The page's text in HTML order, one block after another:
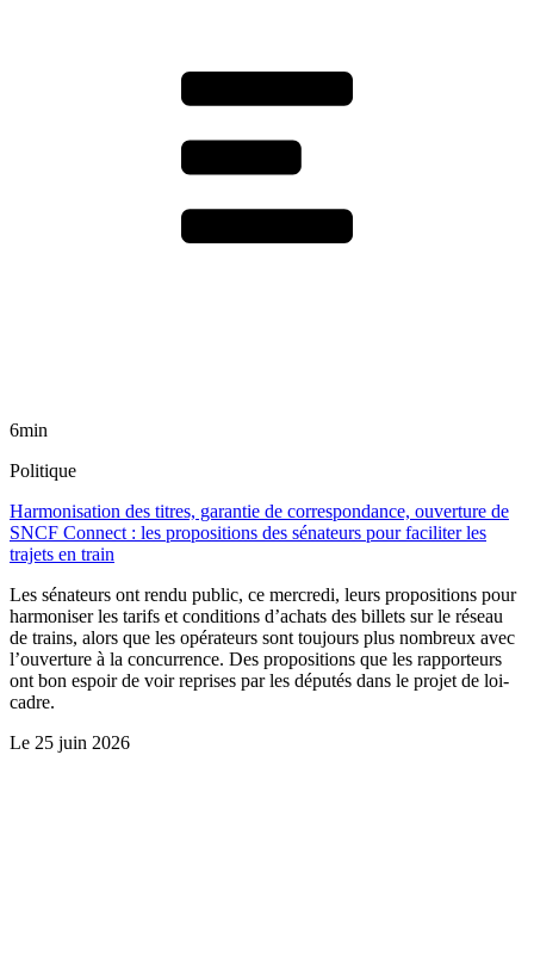
6min
Politique
Harmonisation des titres, garantie de correspondance, ouverture de
SNCF Connect : les propositions des sénateurs pour faciliter les
trajets en train
Les sénateurs ont rendu public, ce mercredi, leurs propositions pour
harmoniser les tarifs et conditions d’achats des billets sur le réseau
de trains, alors que les opérateurs sont toujours plus nombreux avec
l’ouverture à la concurrence. Des propositions que les rapporteurs
ont bon espoir de voir reprises par les députés dans le projet de loi-
cadre.
Le 25 juin 2026